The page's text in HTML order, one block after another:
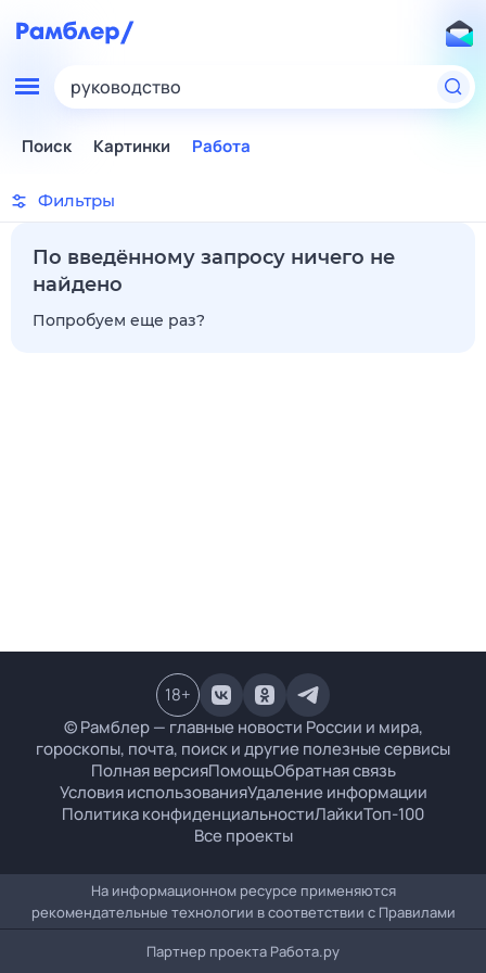
руководство
Поиск Картинки Работа
Фильтры
По введённому запросу ничего не
найдено
Попробуем еще раз?
© Рамблер — главные новости России и мира,
гороскопы, почта, поиск и другие полезные сервисы
Полная версияПомощьОбратная связь
Условия использованияУдаление информации
Политика конфиденциальностиЛайкиТоп-100
Все проекты
18+
На информационном ресурсе применяются
рекомендательные технологии в соответствии с Правилами
Партнер проекта Работа.ру